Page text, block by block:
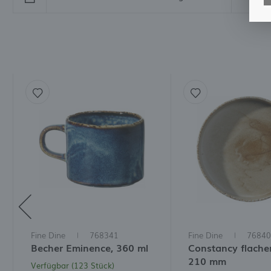
Fine Dine 768341
Becher Eminence, 360 ml
Verfügbar (123 Stück)
Fine Dine
Constancy
210 mm